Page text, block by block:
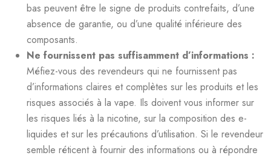
bas peuvent être le signe de produits contrefaits, d’une
absence de garantie, ou d’une qualité inférieure des
composants.
Ne fournissent pas suffisamment d’informations :
Méfiez-vous des revendeurs qui ne fournissent pas
d’informations claires et complètes sur les produits et les
risques associés à la vape. Ils doivent vous informer sur
les risques liés à la nicotine, sur la composition des e-
liquides et sur les précautions d’utilisation. Si le revendeur
semble réticent à fournir des informations ou à répondre